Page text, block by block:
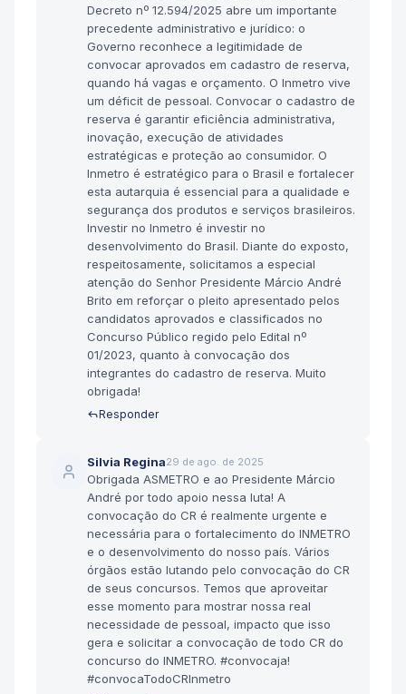
Decreto nº 12.594/2025 abre um importante
precedente administrativo e jurídico: o
Governo reconhece a legitimidade de
convocar aprovados em cadastro de reserva,
quando há vagas e orçamento. O Inmetro vive
um déficit de pessoal. Convocar o cadastro de
reserva é garantir eficiência administrativa,
inovação, execução de atividades
estratégicas e proteção ao consumidor. O
Inmetro é estratégico para o Brasil e fortalecer
esta autarquia é essencial para a qualidade e
segurança dos produtos e serviços brasileiros.
Investir no Inmetro é investir no
desenvolvimento do Brasil. Diante do exposto,
respeitosamente, solicitamos a especial
atenção do Senhor Presidente Márcio André
Brito em reforçar o pleito apresentado pelos
candidatos aprovados e classificados no
Concurso Público regido pelo Edital nº
01/2023, quanto à convocação dos
integrantes do cadastro de reserva. Muito
obrigada!
Responder
Silvia Regina29 de ago. de 2025
Obrigada ASMETRO e ao Presidente Márcio
André por todo apoio nessa luta! A
convocação do CR é realmente urgente e
necessária para o fortalecimento do INMETRO
e o desenvolvimento do nosso país. Vários
órgãos estão lutando pelo convocação do CR
de seus concursos. Temos que aproveitar
esse momento para mostrar nossa real
necessidade de pessoal, impacto que isso
gera e solicitar a convocação de todo CR do
concurso do INMETRO. #convocaja!
#convocaTodoCRInmetro